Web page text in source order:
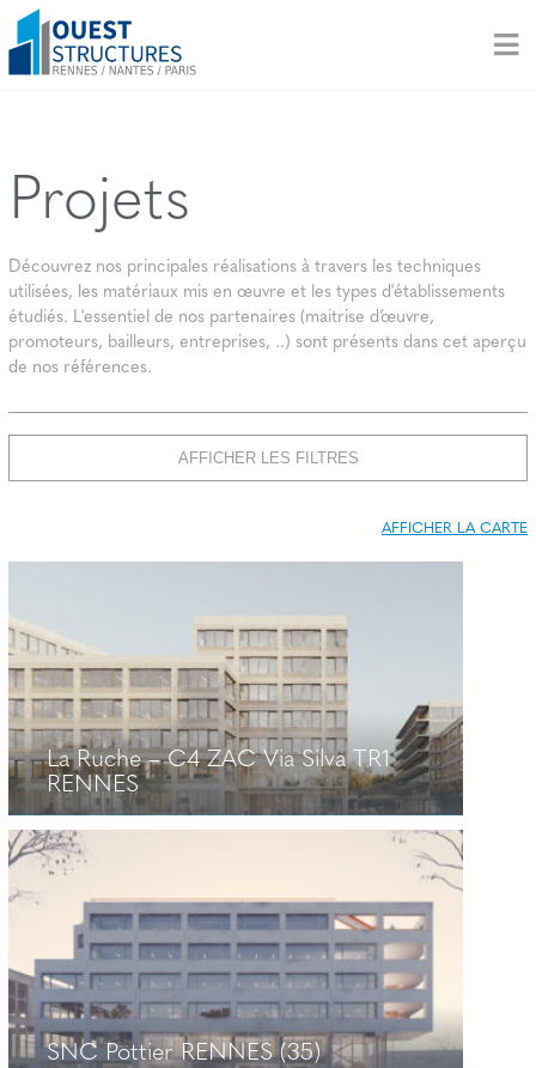
Projets
Découvrez nos principales réalisations à travers les techniques
utilisées, les matériaux mis en œuvre et les types d'établissements
étudiés. L'essentiel de nos partenaires (maitrise d’œuvre,
promoteurs, bailleurs, entreprises, ..) sont présents dans cet aperçu
de nos références.
AFFICHER LES FILTRES
AFFICHER LA CARTE
La Ruche – C4 ZAC Via Silva TR1
RENNES
La Ruche – C4 ZAC Via Silva TR1
RENNES
+
SNC Pottier RENNES (35)